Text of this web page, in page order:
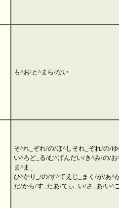
も^お/と^まら/ない
そ^れ_ぞれ/の/ほ^しそれ_ぞれ/の/ゆ^
い^ろど_る/む^げんだい/き^み/の/
ま^ま_
ひ^かり_/の/す^てえじ_まく/が/あ^
だ/から/す_たあ/てぃ_い/さ_あ/い^